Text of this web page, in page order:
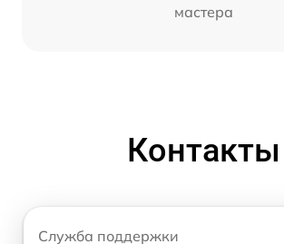
мастера
Контакты
Служба поддержки